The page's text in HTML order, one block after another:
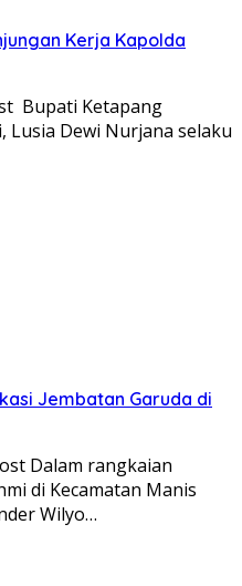
Kerja Kapolda
Bupati Ketapang
Lusia Dewi Nurjana selaku
Jembatan Garuda di
Dalam rangkaian
di Kecamatan Manis
Wilyo…